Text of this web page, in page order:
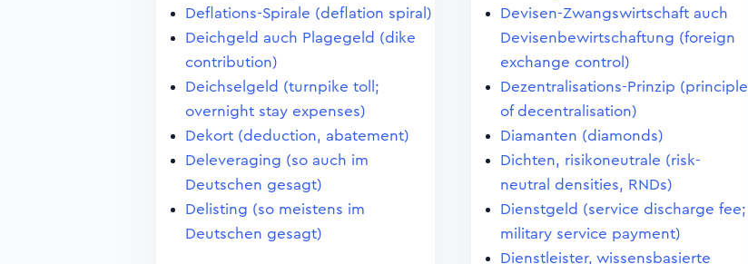
Deflations-Spirale (deflation spiral)
Deichgeld auch Plagegeld (dike
contribution)
Deichselgeld (turnpike toll;
overnight stay expenses)
Dekort (deduction, abatement)
Deleveraging (so auch im
Deutschen gesagt)
Delisting (so meistens im
Deutschen gesagt)
Devisen-Zwangswirtschaft auch
Devisenbewirtschaftung (foreign
exchange control)
Dezentralisations-Prinzip (principle
of decentralisation)
Diamanten (diamonds)
Dichten, risikoneutrale (risk-
neutral densities, RNDs)
Dienstgeld (service discharge fee;
military service payment)
Dienstleister, wissensbasierte